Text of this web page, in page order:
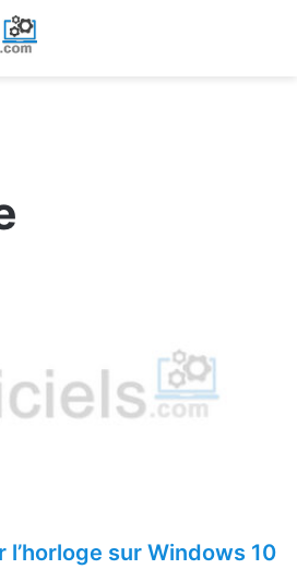
sur Windows 10